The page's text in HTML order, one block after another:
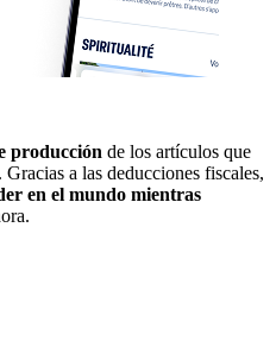
producción de los artículos que
a las deducciones fiscales,
en el mundo mientras